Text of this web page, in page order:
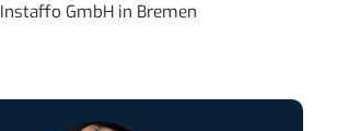
Instaffo GmbH in Bremen